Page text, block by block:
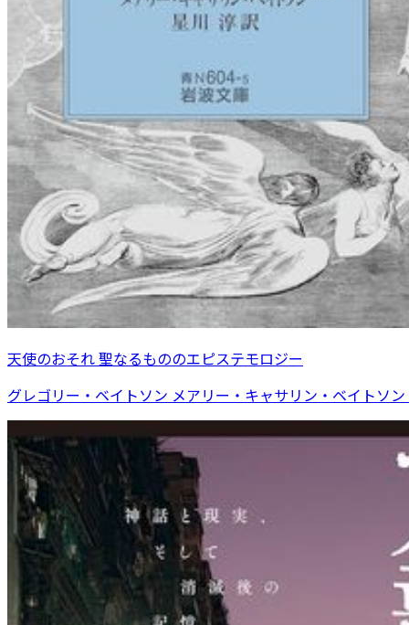
天使のおそれ 聖なるもののエピステモロジー
グレゴリー・ベイトソン メアリー・キャサリン・ベイトソ